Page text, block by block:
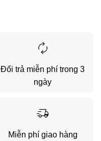
Đổi trả miễn phí trong 3
ngày
Miễn phí giao hàng